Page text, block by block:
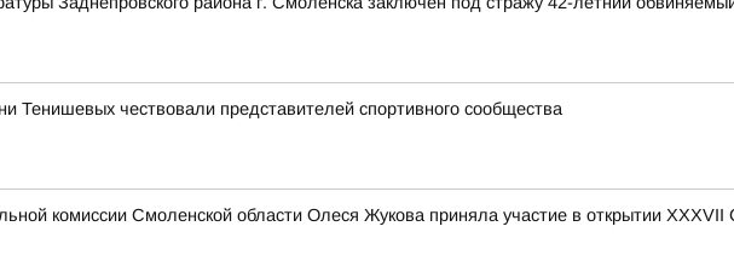
Тенишевых чествовали представителей спортивного сообщества
комиссии Смоленской области Олеся Жукова приняла участие в открытии